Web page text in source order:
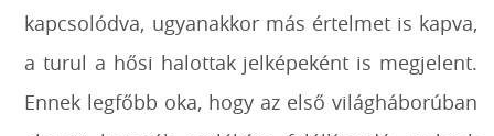
kapcsolódva, ugyanakkor más értelmet is kapva,
a turul a hősi halottak jelképeként is megjelent.
Ennek legfőbb oka, hogy az első világháborúban